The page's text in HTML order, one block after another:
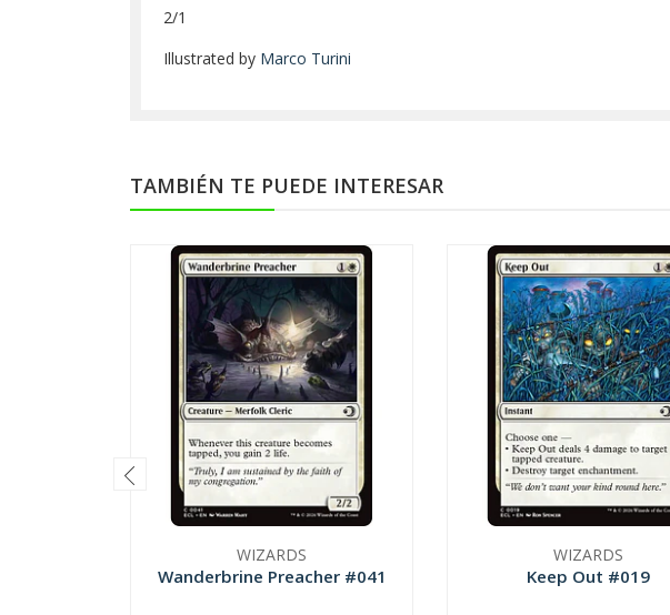
2/1
Illustrated by Marco Turini
TAMBIÉN TE PUEDE INTERESAR
WIZARDS
Wanderbrine Preacher #041
WIZARDS
Keep Out #019